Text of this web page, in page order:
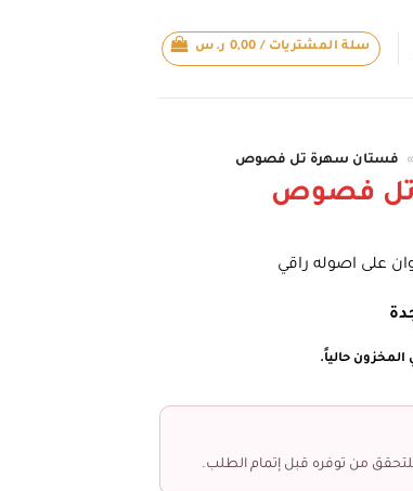
سلة المشتريات / 0,00 ر.س
» فستان سهرة تل فصوص
تل فصوص
على اصوله راقي
المخزون حالياً.
من توفره قبل إتمام الطلب.